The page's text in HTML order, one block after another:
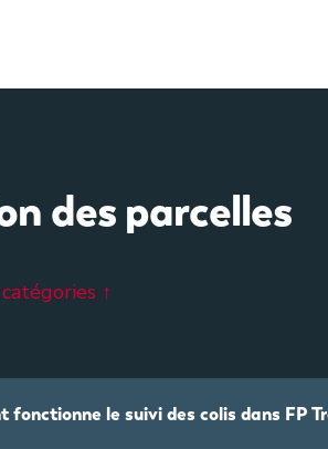
des parcelles
↑
fonctionne le suivi des colis dans FP